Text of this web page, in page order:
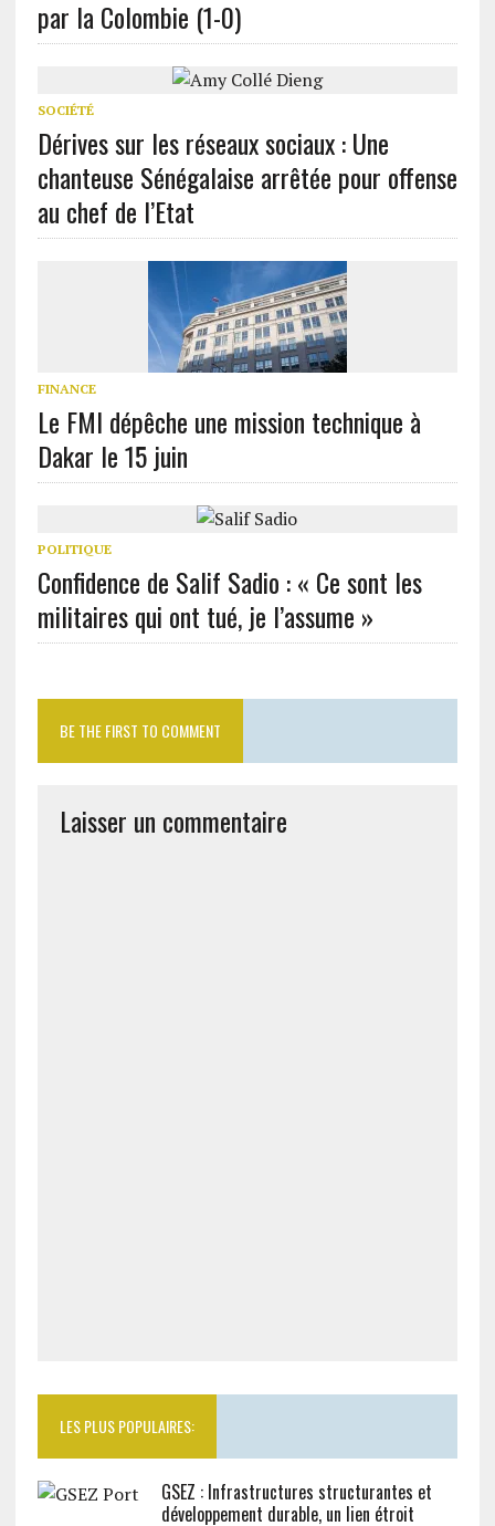
par la Colombie (1-0)
SOCIÉTÉ
Dérives sur les réseaux sociaux : Une
chanteuse Sénégalaise arrêtée pour offense
au chef de l’Etat
FINANCE
Le FMI dépêche une mission technique à
Dakar le 15 juin
POLITIQUE
Confidence de Salif Sadio : « Ce sont les
militaires qui ont tué, je l’assume »
BE THE FIRST TO COMMENT
Laisser un commentaire
LES PLUS POPULAIRES:
GSEZ : Infrastructures structurantes et
développement durable, un lien étroit